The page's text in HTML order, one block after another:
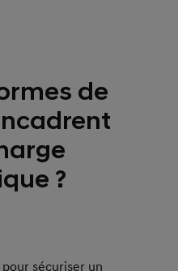
de
?
sécuriser un